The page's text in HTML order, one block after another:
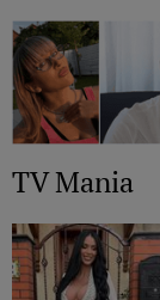
TV Mania